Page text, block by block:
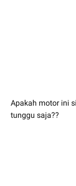
Apakah motor ini
tunggu saja??